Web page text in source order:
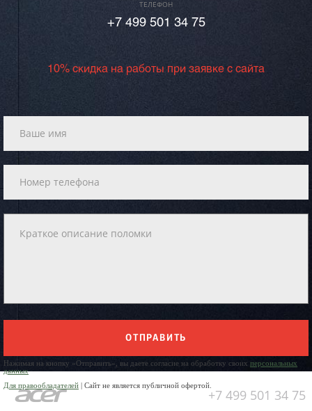
ТЕЛЕФОН
+7 499 501 34 75
10% скидка на работы при заявке с сайта
ОТПРАВИТЬ
Нажимая на кнопку «Отправить», вы даете согласие на обработку своих персональных
данных
Для правообладателей | Сайт не является публичной офертой.
+7 499 501 34 75